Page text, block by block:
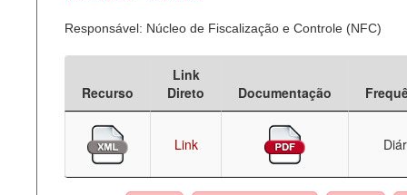
Responsável: Núcleo de Fiscalização e Controle (NFC)
Recurso
Link
Direto
Documentação
Link